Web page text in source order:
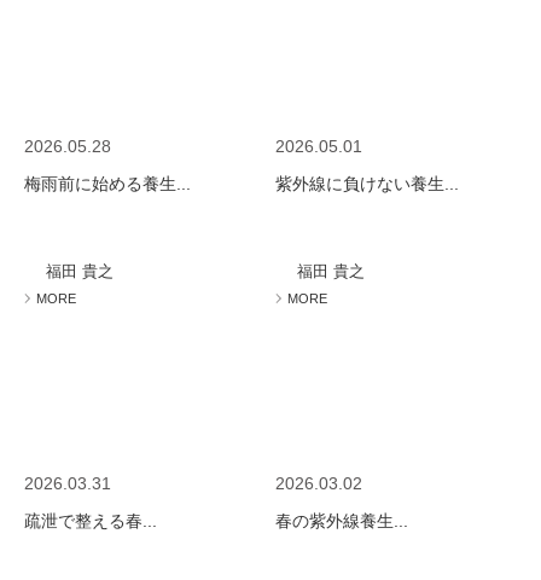
2026.05.28
梅雨前に始める養生...
福田 貴之
MORE
2026.05.01
紫外線に負けない養生...
福田 貴之
MORE
2026.03.31
疏泄で整える春...
2026.03.02
春の紫外線養生...